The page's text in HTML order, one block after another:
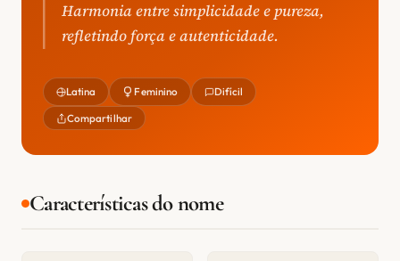
Harmonia entre simplicidade e pureza,
refletindo força e autenticidade.
Latina Feminino Difícil
Compartilhar
Características do nome